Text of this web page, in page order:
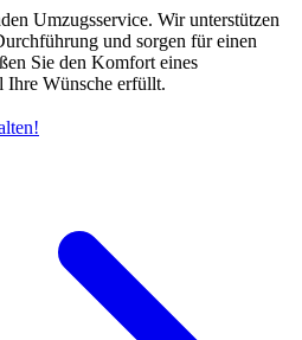
Umzugsservice. Wir unterstützen
und sorgen für einen
Sie den Komfort eines
Ihre Wünsche erfüllt.